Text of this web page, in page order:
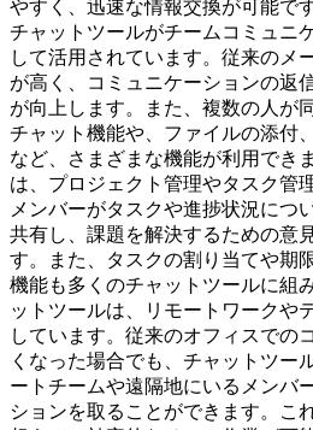
やすく、迅速な情報交換が可能で
チャットツールがチームコミュニ
して活用されています。従来のメ
が高く、コミュニケーションの返
が向上します。また、複数の人が
チャット機能や、ファイルの添付
など、さまざまな機能が利用でき
は、プロジェクト管理やタスク管
メンバーがタスクや進捗状況につ
共有し、課題を解決するための意
す。また、タスクの割り当てや期
機能も多くのチャットツールに組
ットツールは、リモートワークや
しています。従来のオフィスでの
くなった場合でも、チャットツー
ートチームや遠隔地にいるメンバ
ションを取ることができます。こ